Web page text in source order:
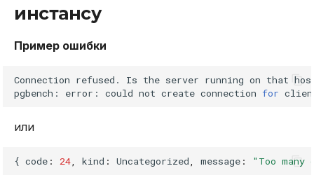
инстансу
Пример ошибки
Connection refused. Is the server running on that
pgbench:
error: could not create connection for
или
{ code : 24 kind : Uncategorized message : "Too